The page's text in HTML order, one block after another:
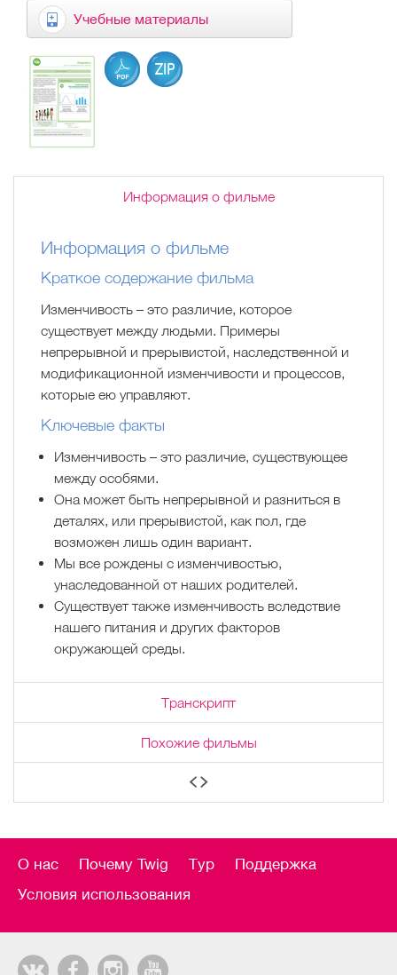
Учебные материалы
Информация о фильме
Информация о фильме
Краткое содержание фильма
Изменчивость – это различие, которое
существует между людьми. Примеры
непрерывной и прерывистой, наследственной и
модификационной изменчивости и процессов,
которые ею управляют.
Ключевые факты
Изменчивость – это различие, существующее
между особями.
Она может быть непрерывной и разниться в
деталях, или прерывистой, как пол, где
возможен лишь один вариант.
Мы все рождены с изменчивостью,
унаследованной от наших родителей.
Существует также изменчивость вследствие
нашего питания и других факторов
окружающей среды.
Транскрипт
Похожие фильмы
О нас Почему Twig Тур
Поддержка
Условия использования